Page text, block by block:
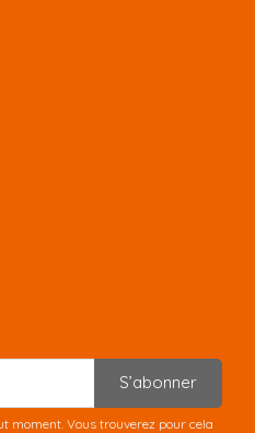
S’abonner
moment. Vous trouverez pour cela